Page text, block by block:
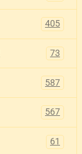
405
73
587
567
61